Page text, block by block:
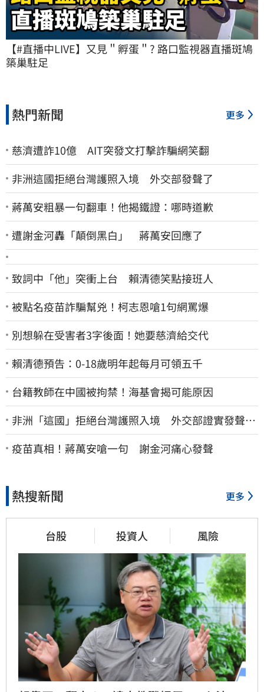
【#直播中LIVE】又見＂孵蛋＂? 路口監視器直播斑鳩
築巢駐足
熱門新聞 更多
慈濟遭詐10億 AIT突發文打擊詐騙網笑翻
非洲這國拒絕台灣護照入境 外交部發聲了
蔣萬安粗暴一句翻車！他揭鐵證：哪時道歉
遭謝金河轟「顛倒黑白」 蔣萬安回應了
致詞中「他」突衝上台 賴清德笑點接班人
被點名疫苗詐騙幫兇！柯志恩嗆1句網罵爆
別想躲在受害者3字後面！她要慈濟給交代
賴清德預告：0-18歲明年起每月可領五千
台籍教師在中國被拘禁！海基會揭可能原因
非洲「這國」拒絕台灣護照入境 外交部證實發聲
了：持續交涉聯繫
疫苗真相！蔣萬安嗆一句 謝金河痛心發聲
熱搜新聞 更多
台股 投資人 風險